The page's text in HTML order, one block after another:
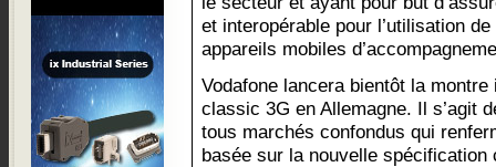
et interopérable pour l’utilisation
appareils mobiles
Vodafone lancera bientôt la
classic 3G en Allemagne. Il s’agit
tous marchés confondus qui
basée sur la nouvelle spécification